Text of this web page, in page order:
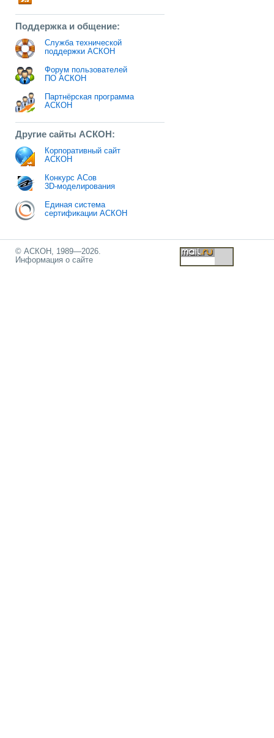
Поддержка и общение:
Служба технической
поддержки АСКОН
Форум пользователей
ПО АСКОН
Партнёрская программа
АСКОН
Другие сайты АСКОН:
Корпоративный сайт
АСКОН
Конкурс АСов
3D-моделирования
Единая система
сертификации АСКОН
© АСКОН, 1989—2026.
Информация о сайте